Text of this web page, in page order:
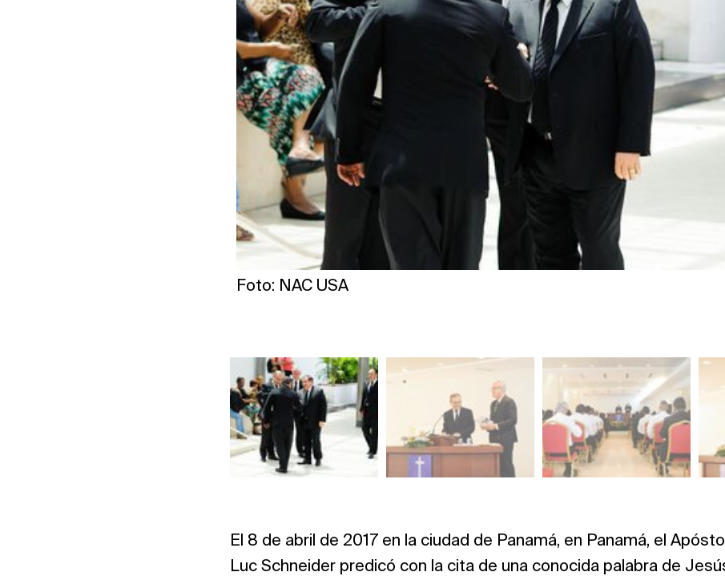
Foto: NAC USA
El 8 de abril de 2017 en la ciudad de Panamá, en Panamá, el
Luc Schneider predicó con la cita de una conocida palabra de